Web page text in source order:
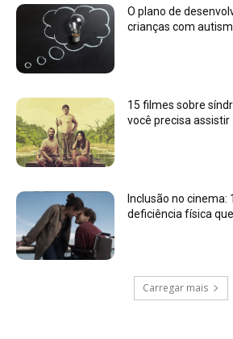
O plano de
crianças com
15 filmes sobre
você precisa assistir
Inclusão no cinema:
deficiência física
Carregar mais